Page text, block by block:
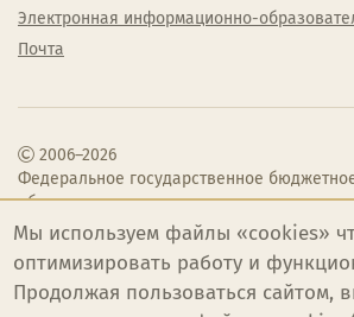
Электронная информационно-
Почта
2006–2026
Федеральное государственное
образовательное учреждение высшего
образования «Челябинский
институт культуры»
Мы используем файлы «cookies»
оптимизировать работу и
Продолжая пользоваться сайтом,